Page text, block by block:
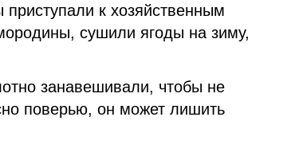
к хозяйственным
сушили ягоды на зиму,
занавешивали, чтобы не
поверью, он может лишить